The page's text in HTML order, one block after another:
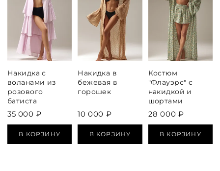
Накидка с
воланами из
розового
батиста
35 000 ₽
В КОРЗИНУ
Накидка в
бежевая в
горошек
10 000 ₽
В КОРЗИНУ
Костюм
"Флауэрс" с
накидкой и
шортами
28 000 ₽
В КОРЗИНУ